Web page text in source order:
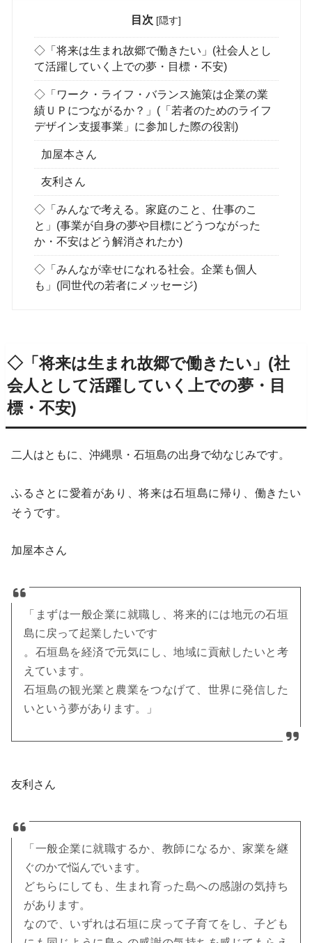
目次 [隠す]
◇「将来は生まれ故郷で働きたい」(社会人とし
て活躍していく上での夢・目標・不安)
◇「ワーク・ライフ・バランス施策は企業の業
績ＵＰにつながるか？」(「若者のためのライフ
デザイン支援事業」に参加した際の役割)
加屋本さん
友利さん
◇「みんなで考える。家庭のこと、仕事のこ
と」(事業が自身の夢や目標にどうつながった
か・不安はどう解消されたか)
◇「みんなが幸せになれる社会。企業も個人
も」(同世代の若者にメッセージ)
◇「将来は生まれ故郷で働きたい」(社
会人として活躍していく上での夢・目
標・不安)
二人はともに、沖縄県・石垣島の出身で幼なじみです。
ふるさとに愛着があり、将来は石垣島に帰り、働きたい
そうです。
加屋本さん
「まずは一般企業に就職し、将来的には地元の石垣
島に戻って起業したいです
。石垣島を経済で元気にし、地域に貢献したいと考
えています。
石垣島の観光業と農業をつなげて、世界に発信した
いという夢があります。」
友利さん
「一般企業に就職するか、教師になるか、家業を継
ぐのかで悩んでいます。
どちらにしても、生まれ育った島への感謝の気持ち
があります。
なので、いずれは石垣に戻って子育てをし、子ども